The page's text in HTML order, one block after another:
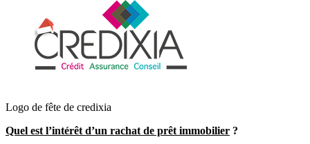
Logo de fête de credixia
Quel est l’intérêt d’un rachat de prêt immobilier ?